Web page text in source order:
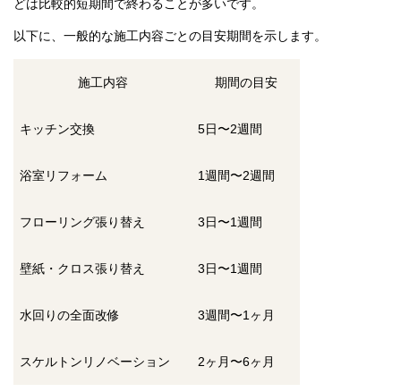
どは比較的短期間で終わることが多いです。
以下に、一般的な施工内容ごとの目安期間を示します。
施工内容 期間の目安
キッチン交換 5日〜2週間
浴室リフォーム 1週間〜2週間
フローリング張り替え 3日〜1週間
壁紙・クロス張り替え 3日〜1週間
水回りの全面改修 3週間〜1ヶ月
スケルトンリノベーション 2ヶ月〜6ヶ月